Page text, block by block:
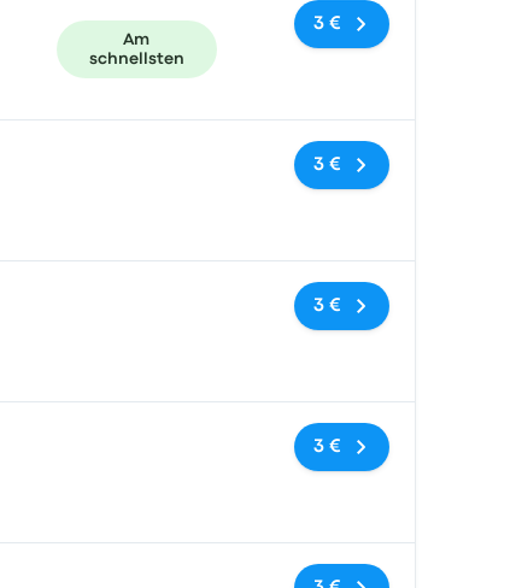
Am
schnellsten
3 €
Keine Tags
3 €
Keine Tags
3 €
Keine Tags
3 €
Keine Tags